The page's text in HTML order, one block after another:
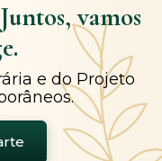
Juntos, vamos
e do Projeto